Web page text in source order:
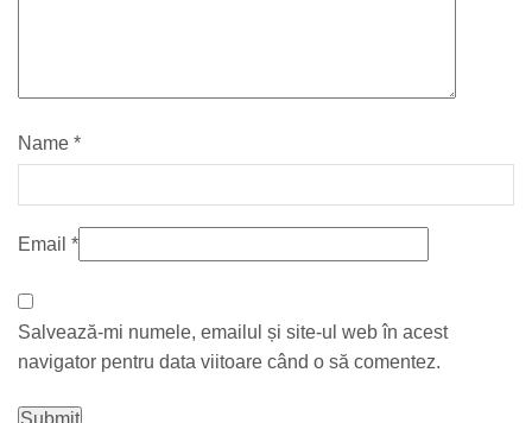
Name *
Email *
Salvează-mi numele, emailul și site-ul web în acest
navigator pentru data viitoare când o să comentez.